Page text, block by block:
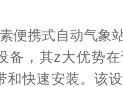
携式自动气象站
备，其z大优势
和快速安装。该